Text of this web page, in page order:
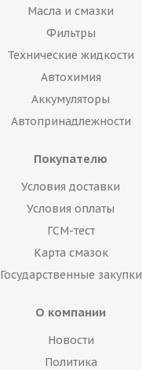
Масла и смазки
Фильтры
Технические жидкости
Автохимия
Аккумуляторы
Автопринадлежности
Покупателю
Условия доставки
Условия оплаты
ГСМ-тест
Карта смазок
Государственные закупки
О компании
Новости
Политика